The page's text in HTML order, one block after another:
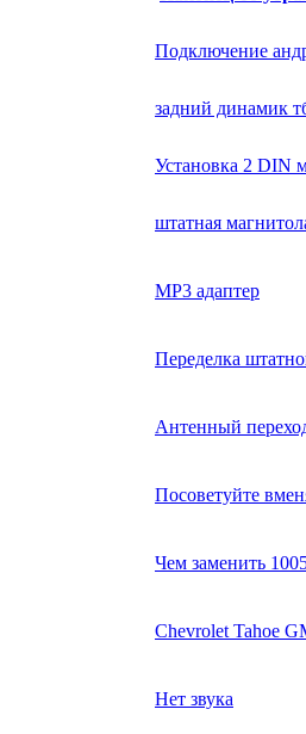
Подключение
задний динамик
Установка 2 DIN
штатная
MP3 адаптер
Переделка
Антенный
Посоветуйте
Чем заменить
Chevrolet Tahoe
Нет звука